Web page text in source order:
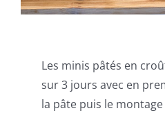
Les minis pâtés en
sur 3 jours avec en
la pâte puis le